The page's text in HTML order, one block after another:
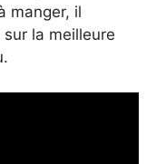
manger, il
la meilleure